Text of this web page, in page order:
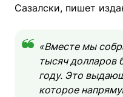
Сазалски, пишет
«Вместе мы
тысяч долларов
году. Это
которое